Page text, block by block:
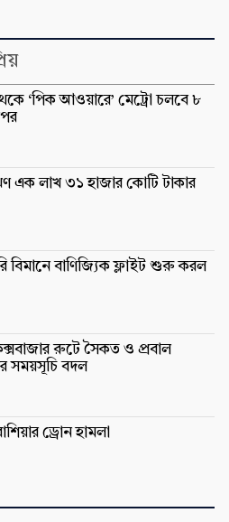
‘পিক আওয়ারে’ মেট্রো চলবে ৮
এক লাখ ৩১ হাজার কোটি টাকার
বিমানে বাণিজ্যিক ফ্লাইট শুরু করল
রুটে সৈকত ও প্রবাল
সময়সূচি বদল
ড্রোন হামলা